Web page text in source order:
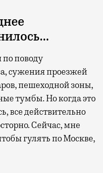
поводу
сужения проезжей
пешеходной зоны,
тумбы. Но когда это
все действительно
Сейчас, мне
гулять по Москве,